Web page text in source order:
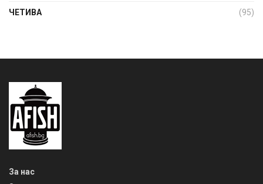
ЧЕТИВА (95)
За нас